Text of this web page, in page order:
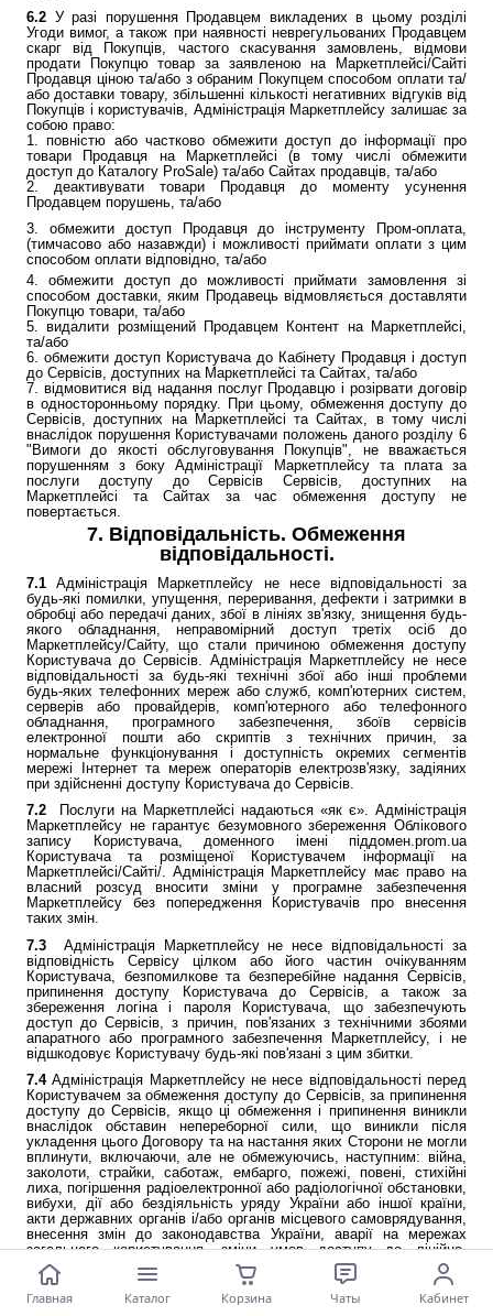
6.2 У разі порушення Продавцем викладених в цьому розділі
Угоди вимог, а також при наявності неврегульованих Продавцем
скарг від Покупців, частого скасування замовлень, відмови
продати Покупцю товар за заявленою на Маркетплейсі/Сайті
Продавця ціною та/або з обраним Покупцем способом оплати та/
або доставки товару, збільшенні кількості негативних відгуків від
Покупців і користувачів, Адміністрація Маркетплейсу залишає за
собою право:
1. повністю або частково обмежити доступ до інформації про
товари Продавця на Маркетплейсі (в тому числі обмежити
доступ до Каталогу ProSale) та/або Сайтах продавців, та/або
2. деактивувати товари Продавця до моменту усунення
Продавцем порушень, та/або
3. обмежити доступ Продавця до інструменту Пром-оплата,
(тимчасово або назавжди) і можливості приймати оплати з цим
способом оплати відповідно, та/або
4. обмежити доступ до можливості приймати замовлення зі
способом доставки, яким Продавець відмовляється доставляти
Покупцю товари, та/або
5. видалити розміщений Продавцем Контент на Маркетплейсі,
та/або
6. обмежити доступ Користувача до Кабінету Продавця і доступ
до Сервісів, доступних на Маркетплейсі та Сайтах, та/або
7. відмовитися від надання послуг Продавцю і розірвати договір
в односторонньому порядку. При цьому, обмеження доступу до
Сервісів, доступних на Маркетплейсі та Сайтах, в тому числі
внаслідок порушення Користувачами положень даного розділу 6
"Вимоги до якості обслуговування Покупців", не вважається
порушенням з боку Адміністрації Маркетплейсу та плата за
послуги доступу до Сервісів Сервісів, доступних на
Маркетплейсі та Сайтах за час обмеження доступу не
повертається.
7. Відповідальність. Обмеження
відповідальності.
7.1 Адміністрація Маркетплейсу не несе відповідальності за
будь-які помилки, упущення, переривання, дефекти і затримки в
обробці або передачі даних, збої в лініях зв'язку, знищення будь-
якого обладнання, неправомірний доступ третіх осіб до
Маркетплейсу/Сайту, що стали причиною обмеження доступу
Користувача до Сервісів. Адміністрація Маркетплейсу не несе
відповідальності за будь-які технічні збої або інші проблеми
будь-яких телефонних мереж або служб, комп'ютерних систем,
серверів або провайдерів, комп'ютерного або телефонного
обладнання, програмного забезпечення, збоїв сервісів
електронної пошти або скриптів з технічних причин, за
нормальне функціонування і доступність окремих сегментів
мережі Інтернет та мереж операторів електрозв'язку, задіяних
при здійсненні доступу Користувача до Сервісів.
7.2 Послуги на Маркетплейсі надаються «як є». Адміністрація
Маркетплейсу не гарантує безумовного збереження Облікового
запису Користувача, доменного імені піддомен.prom.ua
Користувача та розміщеної Користувачем інформації на
Маркетплейсі/Сайті/. Адміністрація Маркетплейсу має право на
власний розсуд вносити зміни у програмне забезпечення
Маркетплейсу без попередження Користувачів про внесення
таких змін.
7.3 Адміністрація Маркетплейсу не несе відповідальності за
відповідність Сервісу цілком або його частин очікуванням
Користувача, безпомилкове та безперебійне надання Сервісів,
припинення доступу Користувача до Сервісів, а також за
збереження логіна і пароля Користувача, що забезпечують
доступ до Сервісів, з причин, пов'язаних з технічними збоями
апаратного або програмного забезпечення Маркетплейсу, і не
відшкодовує Користувачу будь-які пов'язані з цим збитки.
7.4Адміністрація Маркетплейсу не несе відповідальності перед
Користувачем за обмеження доступу до Сервісів, за припинення
доступу до Сервісів, якщо ці обмеження і припинення виникли
внаслідок обставин непереборної сили, що виникли після
укладення цього Договору та на настання яких Сторони не могли
вплинути, включаючи, але не обмежуючись, наступним: війна,
заколоти, страйки, саботаж, ембарго, пожежі, повені, стихійні
лиха, погіршення радіоелектронної або радіологічної обстановки,
вибухи, дії або бездіяльність уряду України або іншої країни,
акти державних органів і/або органів місцевого самоврядування,
внесення змін до законодавства України, аварії на мережах
загального користування, зміни умов доступу до лінійно-
кабельним засобів зв'язку та інше.
7.5
Адміністрація Маркетплейсу не несе відповідальності перед
Користувачем або будь-якими третіми особами за будь-які прямі
Главная Каталог Корзина Чаты Кабинет